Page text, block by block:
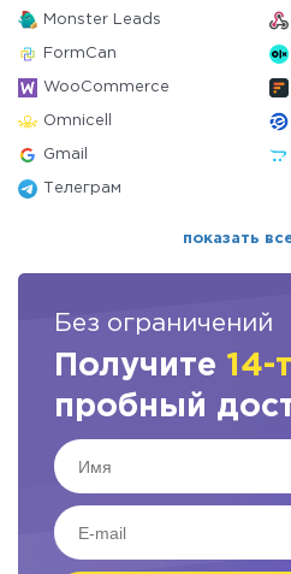
Monster Leads
FormCan
WooCommerce
Omnicell
Gmail
Телеграм
показать
Без ограничений
Получите 14-
пробный